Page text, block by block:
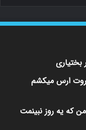
بختیاری
روت ارس میکشم
که یه روز نبینمت